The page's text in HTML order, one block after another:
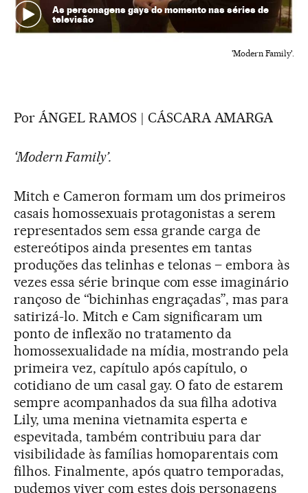
As personagens gays do momento nas séries de
televisão
'Modern Family'.
Por ÁNGEL RAMOS | CÁSCARA AMARGA
‘Modern Family’.
Mitch e Cameron formam um dos primeiros
casais homossexuais protagonistas a serem
representados sem essa grande carga de
estereótipos ainda presentes em tantas
produções das telinhas e telonas – embora às
vezes essa série brinque com esse imaginário
rançoso de “bichinhas engraçadas”, mas para
satirizá-lo. Mitch e Cam significaram um
ponto de inflexão no tratamento da
homossexualidade na mídia, mostrando pela
primeira vez, capítulo após capítulo, o
cotidiano de um casal gay. O fato de estarem
sempre acompanhados da sua filha adotiva
Lily, uma menina vietnamita esperta e
espevitada, também contribuiu para dar
visibilidade às famílias homoparentais com
filhos. Finalmente, após quatro temporadas,
pudemos viver com estes dois personagens